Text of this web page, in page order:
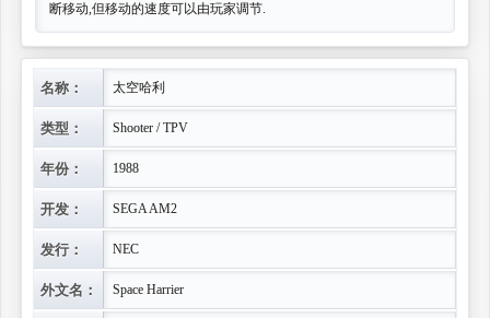
断移动,但移动的速度可以由玩家调节.
名称： 太空哈利
类型： Shooter / TPV
年份： 1988
开发： SEGA AM2
发行： NEC
外文名： Space Harrier